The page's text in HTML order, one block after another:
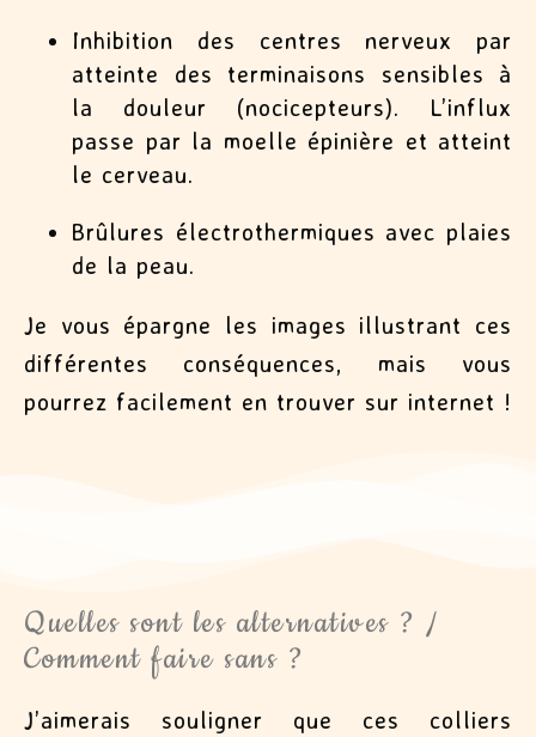
Inhibition des centres nerveux par
atteinte des terminaisons sensibles à
la douleur (nocicepteurs). L’influx
passe par la moelle épinière et atteint
le cerveau.
Brûlures électrothermiques avec plaies
de la peau.
Je vous épargne les images illustrant ces
différentes conséquences, mais vous
pourrez facilement en trouver sur internet !
Quelles sont les alternatives ? /
Comment faire sans ?
J’aimerais souligner que ces colliers